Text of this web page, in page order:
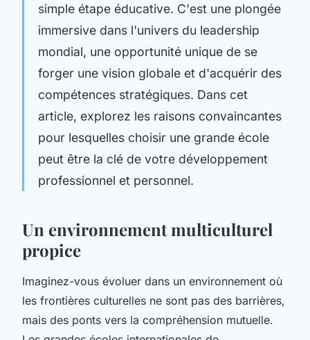
simple étape éducative. C'est une plongée
immersive dans l'univers du leadership
mondial, une opportunité unique de se
forger une vision globale et d'acquérir des
compétences stratégiques. Dans cet
article, explorez les raisons convaincantes
pour lesquelles choisir une grande école
peut être la clé de votre développement
professionnel et personnel.
Un environnement multiculturel
propice
Imaginez-vous évoluer dans un environnement où
les frontières culturelles ne sont pas des barrières,
mais des ponts vers la compréhension mutuelle.